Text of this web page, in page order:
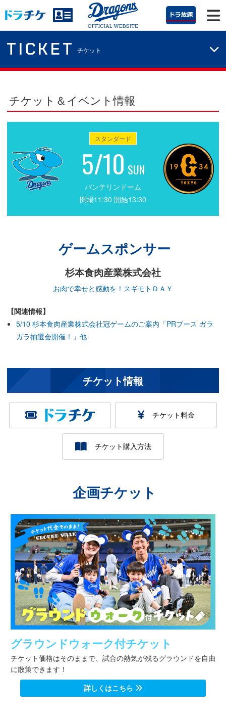
TICKET チケット
チケット＆イベント情報
スタンダード
5/10 SUN
バンテリンドーム
開場11:30 開始13:30
ゲームスポンサー
杉本食肉産業株式会社
お肉で幸せと感動を！スギモトＤＡＹ
【関連情報】
5/10 杉本食肉産業株式会社冠ゲームのご案内「PRブース ガラ
ガラ抽選会開催！」他
チケット情報
チケット料金
チケット購入方法
企画チケット
グラウンドウォーク付チケット
チケット価格はそのままで、試合の熱気が残るグラウンドを自由
に散策できます！